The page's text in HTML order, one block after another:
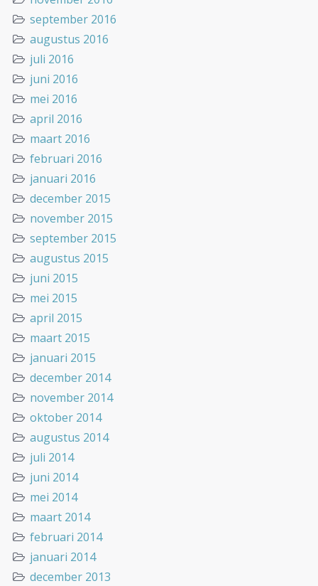
september 2016
augustus 2016
juli 2016
juni 2016
mei 2016
april 2016
maart 2016
februari 2016
januari 2016
december 2015
november 2015
september 2015
augustus 2015
juni 2015
mei 2015
april 2015
maart 2015
januari 2015
december 2014
november 2014
oktober 2014
augustus 2014
juli 2014
juni 2014
mei 2014
maart 2014
februari 2014
januari 2014
december 2013